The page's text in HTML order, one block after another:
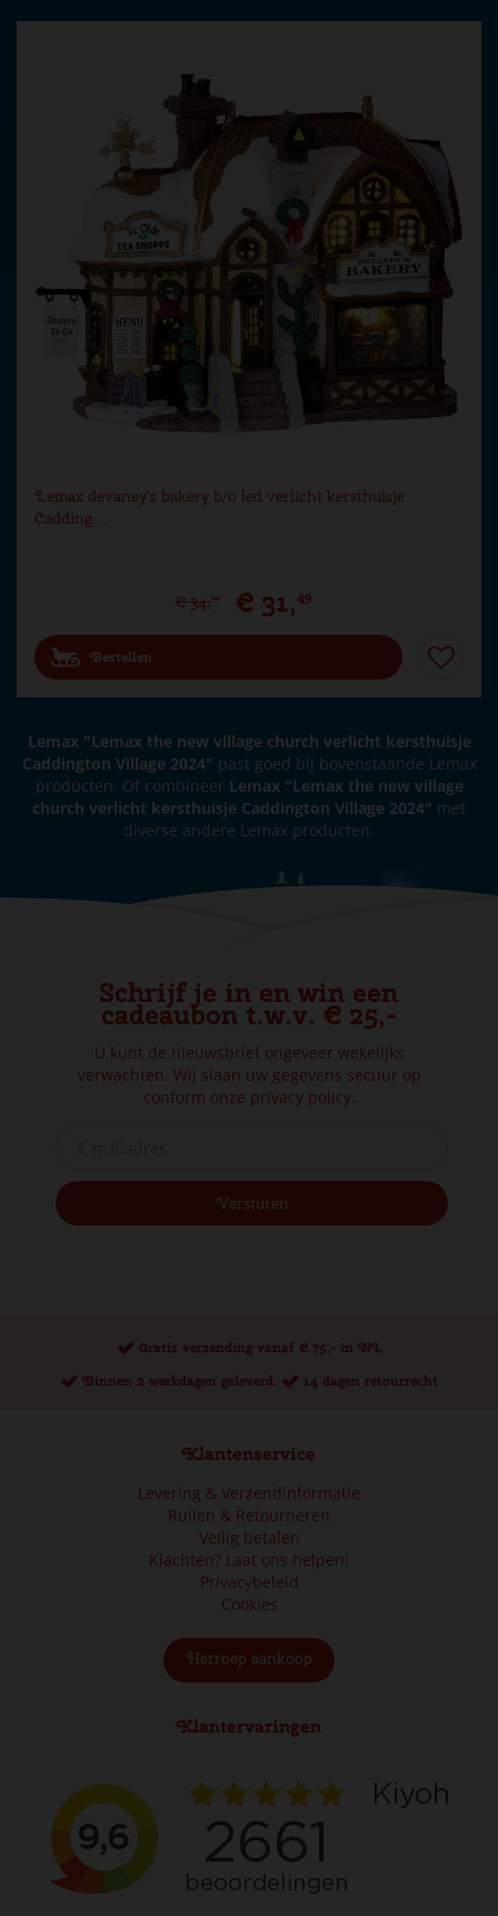
Lemax devaney's bakery b/o led verlicht kersthuisje
Cadding…
€ 34,99 € 31,49
Bestellen
Lemax "Lemax the new village church verlicht kersthuisje
Caddington Village 2024" past goed bij bovenstaande Lemax
producten. Of combineer Lemax "Lemax the new village
church verlicht kersthuisje Caddington Village 2024" met
diverse andere Lemax producten.
Schrijf je in en win een
cadeaubon t.w.v. € 25,-
U kunt de nieuwsbrief ongeveer wekelijks
verwachten. Wij slaan uw gegevens secuur op
conform onze privacy policy.
Gratis verzending vanaf € 75,- in NL
Binnen 2 werkdagen geleverd.
14 dagen retourrecht
Klantenservice
Levering & Verzendinformatie
Ruilen & Retourneren
Veilig betalen
Klachten? Laat ons helpen!
Privacybeleid
Cookies
Herroep aankoop
Klantervaringen